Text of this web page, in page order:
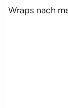
Wraps nach